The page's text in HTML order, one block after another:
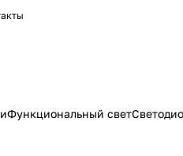
Функциональный свет